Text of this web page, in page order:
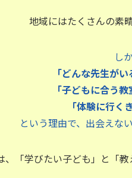
地域にはたくさんの素
し
「どんな先生が
「子どもに合う
「体験に行く
という理由で、出会えな
、「学びたい子ども」と「